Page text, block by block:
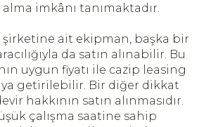
imkânı tanımaktadır.
şirketine ait ekipman, başka bir
da satın alınabilir. Bu
uygun fiyatı ile cazip leasing
getirilebilir. Bir diğer dikkat
hakkının satın alınmasıdır.
çalışma saatine sahip